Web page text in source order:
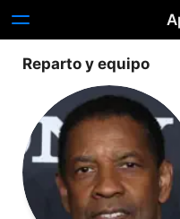
Reparto y equipo